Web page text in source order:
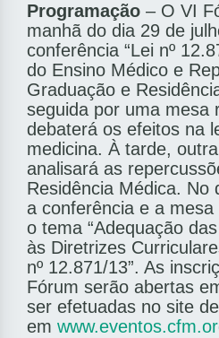
Programação – O VI
manhã do dia 29 de
conferência “Lei nº
do Ensino Médico e
Graduação e
seguida por uma mesa
debaterá os efeitos na
medicina. À tarde,
analisará as
Residência Médica. No
a conferência e a
o tema “Adequação
às Diretrizes
nº 12.871/13”. As
Fórum serão abertas
ser efetuadas no site
em